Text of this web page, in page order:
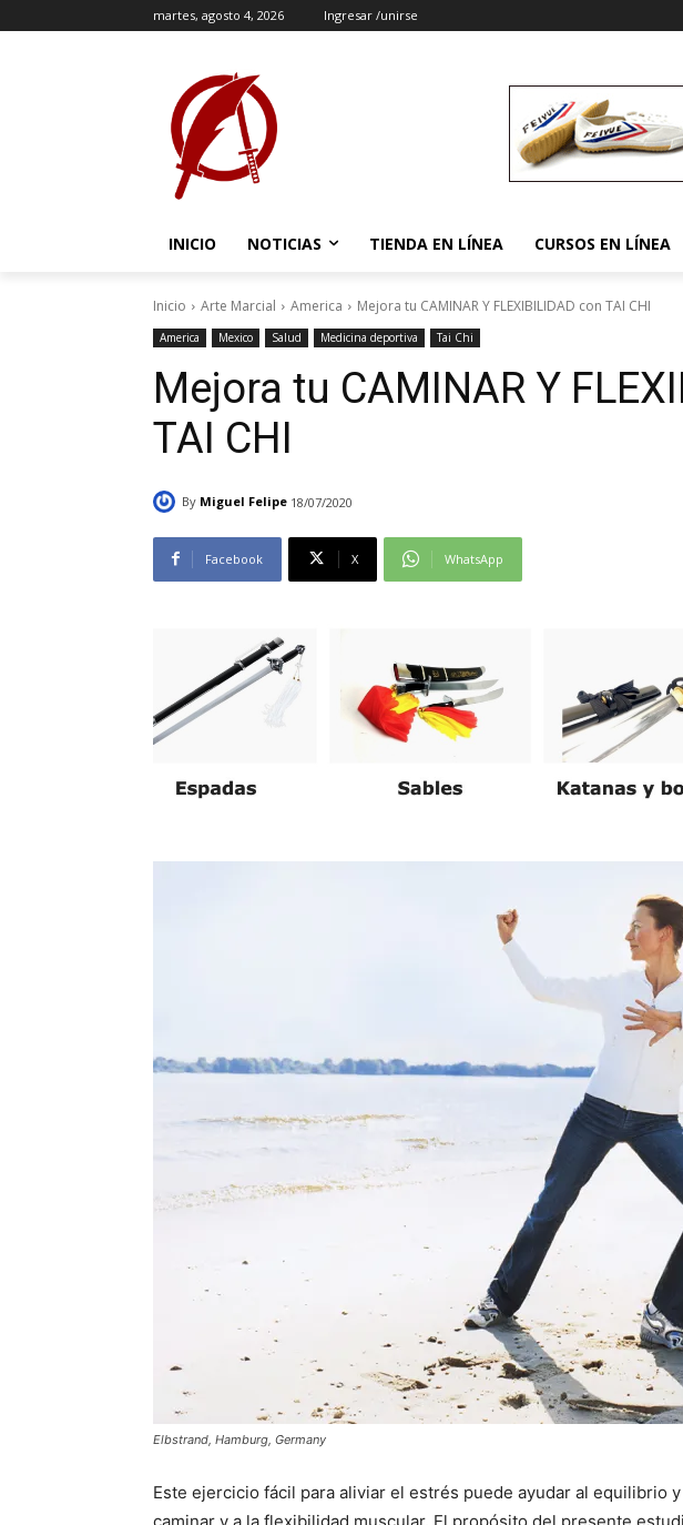
martes, agosto 4, 2026 Ingresar /unirse
INICIO NOTICIAS TIENDA EN LÍNEA CURSOS EN LÍNEA
Inicio Arte Marcial America Mejora tu CAMINAR Y FLEXIBILIDAD con TAI CHI
America Mexico Salud Medicina deportiva Tai Chi
Mejora tu CAMINAR Y
TAI CHI
By Miguel Felipe 18/07/2020
Facebook X WhatsApp
Elbstrand, Hamburg, Germany
Este ejercicio fácil para aliviar el estrés puede ayudar al equilibrio